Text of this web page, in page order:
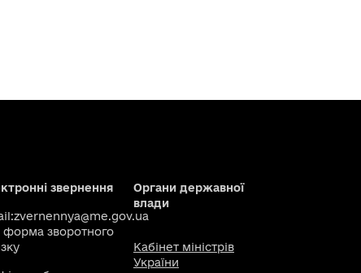
звернення
zvernennya@me.gov.ua
форма зворотного
Органи державної
влади
Кабінет міністрів
України